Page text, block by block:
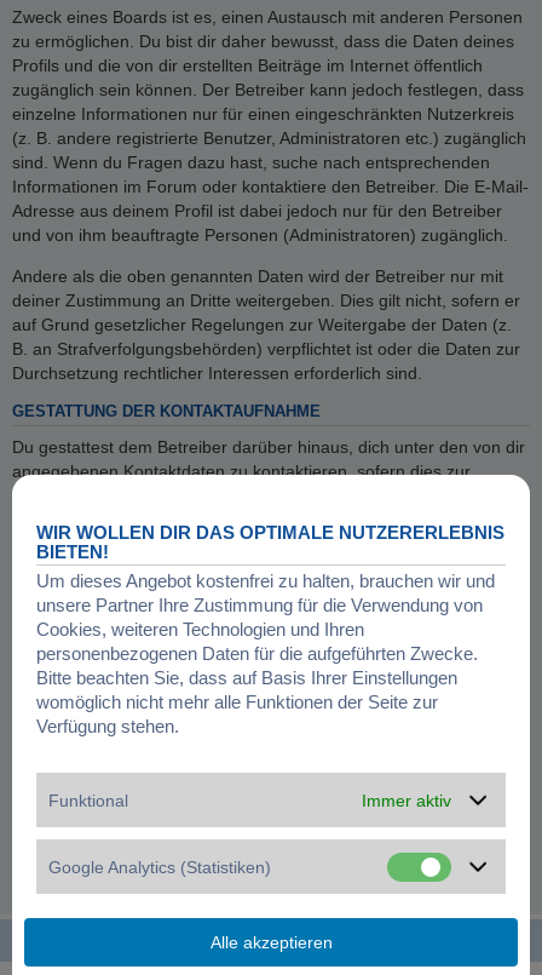
Zweck eines Boards ist es, einen Austausch mit anderen Personen
zu ermöglichen. Du bist dir daher bewusst, dass die Daten deines
Profils und die von dir erstellten Beiträge im Internet öffentlich
zugänglich sein können. Der Betreiber kann jedoch festlegen, dass
einzelne Informationen nur für einen eingeschränkten Nutzerkreis
(z. B. andere registrierte Benutzer, Administratoren etc.) zugänglich
sind. Wenn du Fragen dazu hast, suche nach entsprechenden
Informationen im Forum oder kontaktiere den Betreiber. Die E-Mail-
Adresse aus deinem Profil ist dabei jedoch nur für den Betreiber
und von ihm beauftragte Personen (Administratoren) zugänglich.
Andere als die oben genannten Daten wird der Betreiber nur mit
deiner Zustimmung an Dritte weitergeben. Dies gilt nicht, sofern er
auf Grund gesetzlicher Regelungen zur Weitergabe der Daten (z.
B. an Strafverfolgungsbehörden) verpflichtet ist oder die Daten zur
Durchsetzung rechtlicher Interessen erforderlich sind.
GESTATTUNG DER KONTAKTAUFNAHME
Du gestattest dem Betreiber darüber hinaus, dich unter den von dir
angegebenen Kontaktdaten zu kontaktieren, sofern dies zur
Übermittlung zentraler Informationen über das Board erforderlich
kontaktieren, sofern du dies in deinem persönlichen Bereich
gestattet hast.
GELTUNGSBEREICH DIESER RICHTLINIE
Diese Richtlinie umfasst nur den Bereich der Seiten, die die phpBB-
Software umfassen. Sofern der Betreiber in anderen Bereichen
seiner Software weitere personenbezogene Daten verarbeitet, wird
er dich darüber gesondert informieren.
dich gespeichert sind.
Du kannst jederzeit die Löschung bzw. Sperrung deiner Daten
verlangen. Kontaktiere hierzu bitte den Betreiber.
Foren-Übersicht
WIR WOLLEN DIR DAS OPTIMALE NUTZERERLEBNIS
BIETEN!
Um dieses Angebot kostenfrei zu halten, brauchen wir und
unsere Partner Ihre Zustimmung für die Verwendung von
Cookies, weiteren Technologien und Ihren
personenbezogenen Daten für die aufgeführten Zwecke.
Bitte beachten Sie, dass auf Basis Ihrer Einstellungen
womöglich nicht mehr alle Funktionen der Seite zur
Verfügung stehen.
Funktional Immer aktiv
Google Analytics (Statistiken)